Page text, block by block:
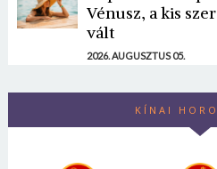
Vénusz, a kis
vált
2026. AUGUSZTUS 05.
KÍNAI